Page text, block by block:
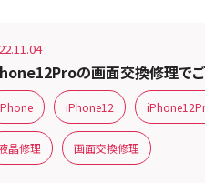
の画面交換修理でご
iPhone12
晶修理 画面交換修理